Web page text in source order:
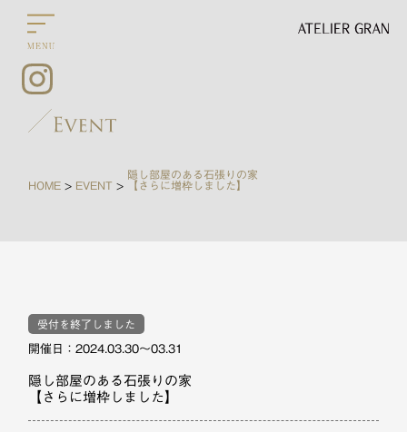
HOME > EVENT >
隠し部屋のある石張りの家
【さらに増枠しました】
受付を終了しました
開催日：2024.03.30〜03.31
隠し部屋のある石張りの家
【さらに増枠しました】